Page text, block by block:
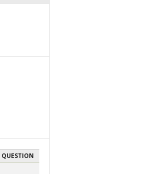
QUESTION